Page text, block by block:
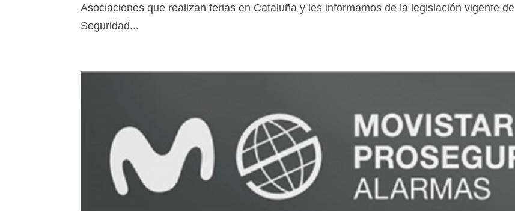
Asociaciones que realizan ferias en Cataluña y les informamos de la legislación vigente de
Seguridad...